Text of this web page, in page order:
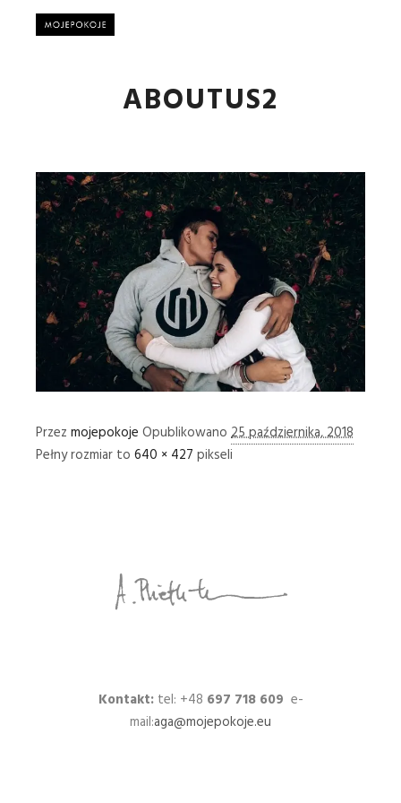
ABOUTUS2
Przez mojepokoje Opublikowano 25 października, 2018
Pełny rozmiar to 640 × 427 pikseli
Kontakt:tel: +48 697 718 609 e-
mail:aga@mojepokoje.eu